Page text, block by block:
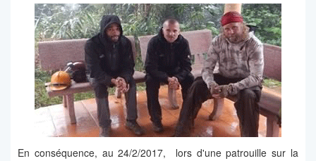
En conséquence, au 24/2/2017, lors d'une patrouille sur la